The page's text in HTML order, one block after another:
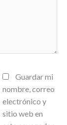
Guardar mi
nombre, correo
electrónico y
sitio web en